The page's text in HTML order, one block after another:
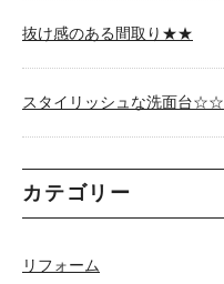
抜け感のある間取り★★
スタイリッシュな洗面台☆☆
カテゴリー
リフォーム